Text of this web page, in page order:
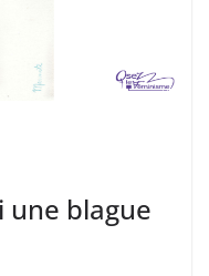
une blague